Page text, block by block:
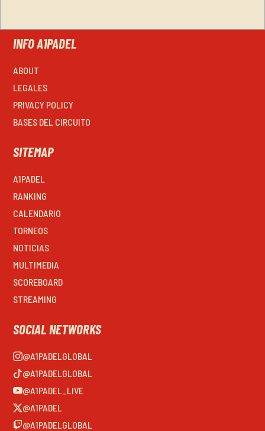
INFO A1PADEL
ABOUT
LEGALES
PRIVACY POLICY
BASES DEL CIRCUITO
SITEMAP
A1PADEL
RANKING
CALENDARIO
TORNEOS
NOTICIAS
MULTIMEDIA
SCOREBOARD
STREAMING
SOCIAL NETWORKS
@A1PADELGLOBAL
@A1PADELGLOBAL
@A1PADEL_LIVE
@A1PADEL
@A1PADELGLOBAL